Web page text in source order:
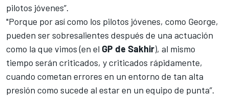
pilotos jóvenes”.
"Porque por así como los pilotos jóvenes, como George,
pueden ser sobresalientes después de una actuación
como la que vimos (en el GP de Sakhir), al mismo
tiempo serán criticados, y criticados rápidamente,
cuando cometan errores en un entorno de tan alta
presión como sucede al estar en un equipo de punta”.